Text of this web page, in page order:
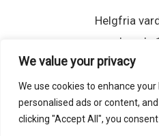
We value your privacy
We use cookies to enhance
personalised ads or content,
clicking "Accept All", you
Helgfria
Lunch: